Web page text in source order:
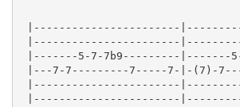
|-----------------------
|-----------------------
|-------5-7-7b9---------|-------5-
|---7-7---------7-----7-|-(7)-
|-----------------------
|-----------------------